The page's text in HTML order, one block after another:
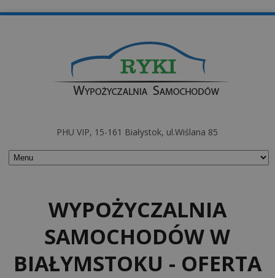
PHU VIP, 15-161 Białystok, ul.Wiślana 85
WYPOŻYCZALNIA
SAMOCHODÓW W
BIAŁYMSTOKU - OFERTA